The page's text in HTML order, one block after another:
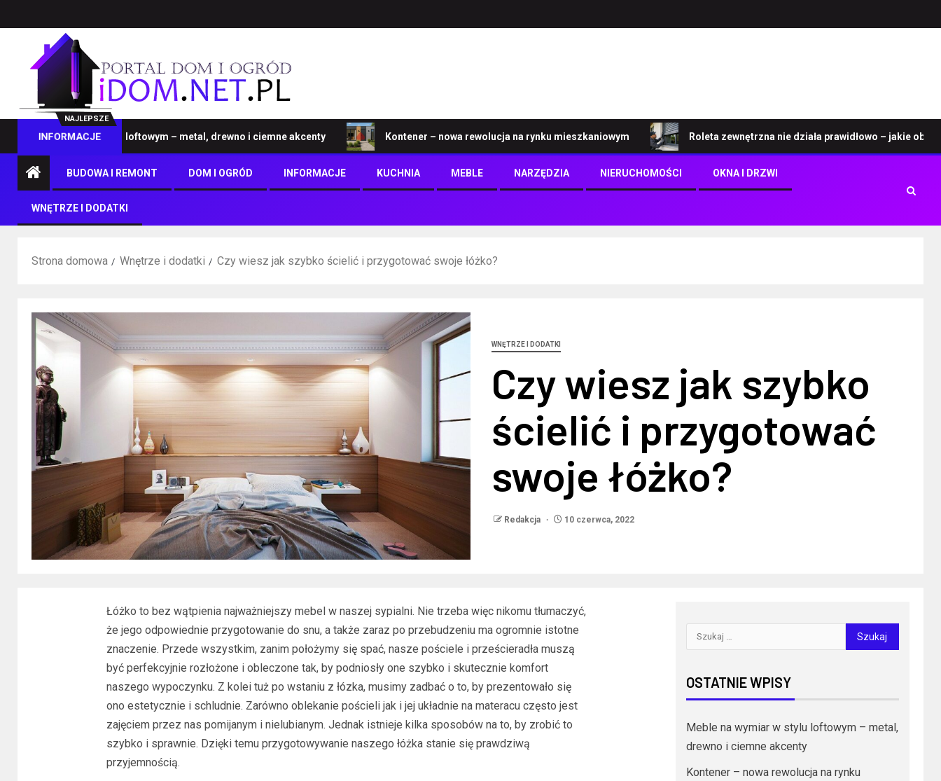
NAJLEPSZE
INFORMACJE
na wymiar w stylu loftowym – metal, drewno i ciemne akcenty Kontener – nowa rewolucja na rynku mieszkaniowym Roleta zewnętrzna nie działa prawidłowo – jakie objawy
BUDOWA I REMONT DOM I OGRÓD INFORMACJE KUCHNIA MEBLE NARZĘDZIA NIERUCHOMOŚCI OKNA I DRZWI
WNĘTRZE I DODATKI
Strona domowa Wnętrze i dodatki Czy wiesz jak szybko ścielić i przygotować swoje łóżko?
WNĘTRZE I DODATKI
Czy wiesz jak szybko
ścielić i przygotować
swoje łóżko?
Redakcja 10 czerwca, 2022
Łóżko to bez wątpienia najważniejszy mebel w naszej sypialni. Nie trzeba więc nikomu tłumaczyć,
że jego odpowiednie przygotowanie do snu, a także zaraz po przebudzeniu ma ogromnie istotne
znaczenie. Przede wszystkim, zanim położymy się spać, nasze pościele i prześcieradła muszą
być perfekcyjnie rozłożone i obleczone tak, by podniosły one szybko i skutecznie komfort
naszego wypoczynku. Z kolei tuż po wstaniu z łózka, musimy zadbać o to, by prezentowało się
ono estetycznie i schludnie. Zarówno oblekanie pościeli jak i jej układnie na materacu często jest
zajęciem przez nas pomijanym i nielubianym. Jednak istnieje kilka sposobów na to, by zrobić to
szybko i sprawnie. Dzięki temu przygotowywanie naszego łóżka stanie się prawdziwą
przyjemnością.
OSTATNIE WPISY
Meble na wymiar w stylu loftowym – metal,
drewno i ciemne akcenty
Kontener – nowa rewolucja na rynku